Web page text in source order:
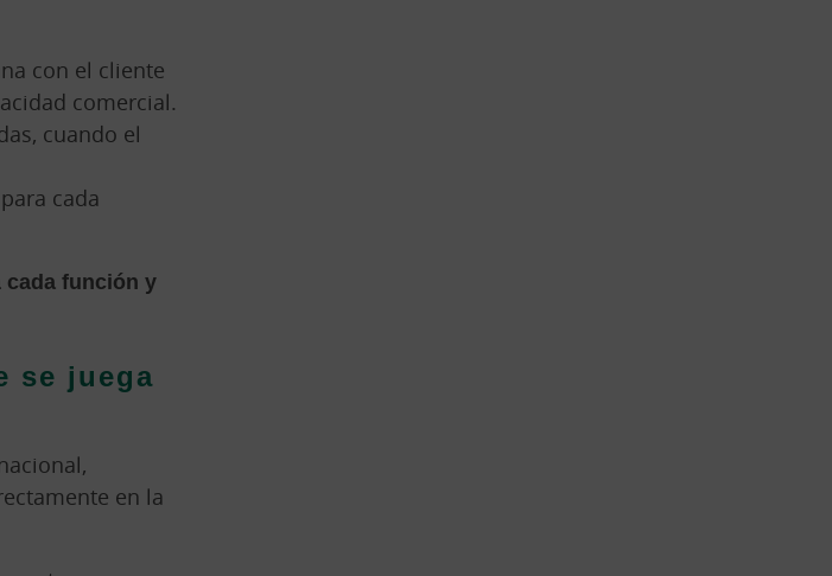
con el cliente
comercial.
cuando el
cada
cada función y
se juega
en la